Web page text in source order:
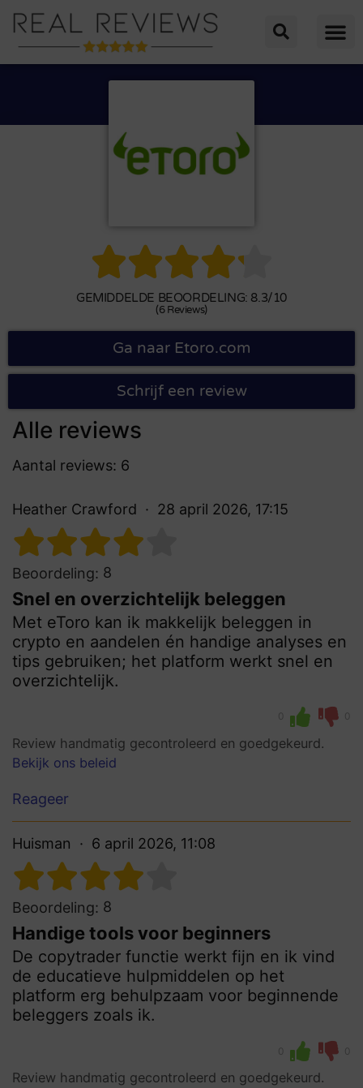

GEMIDDELDE BEOORDELING: 8.3/10
(6 Reviews)
Ga naar Etoro.com
Schrijf een review
Alle reviews
Aantal reviews: 6
Heather Crawford 28 april 2026, 17:15
Beoordeling: 8
Snel en overzichtelijk beleggen
Met eToro kan ik makkelijk beleggen in
crypto en aandelen én handige analyses en
tips gebruiken; het platform werkt snel en
overzichtelijk.
0 0
Review handmatig gecontroleerd en goedgekeurd.
Bekijk ons beleid
Reageer
Huisman 6 april 2026, 11:08
Beoordeling: 8
Handige tools voor beginners
De copytrader functie werkt fijn en ik vind
de educatieve hulpmiddelen op het
platform erg behulpzaam voor beginnende
beleggers zoals ik.
0 0
Review handmatig gecontroleerd en goedgekeurd.